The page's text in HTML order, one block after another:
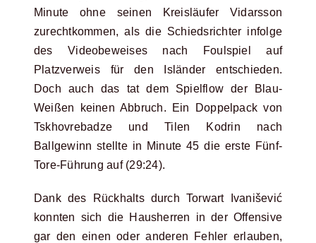
Minute ohne seinen Kreisläufer Vidarsson
zurechtkommen, als die Schiedsrichter infolge
des Videobeweises nach Foulspiel auf
Platzverweis für den Isländer entschieden.
Doch auch das tat dem Spielflow der Blau-
Weißen keinen Abbruch. Ein Doppelpack von
Tskhovrebadze und Tilen Kodrin nach
Ballgewinn stellte in Minute 45 die erste Fünf-
Tore-Führung auf (29:24).
Dank des Rückhalts durch Torwart Ivanišević
konnten sich die Hausherren in der Offensive
gar den einen oder anderen Fehler erlauben,